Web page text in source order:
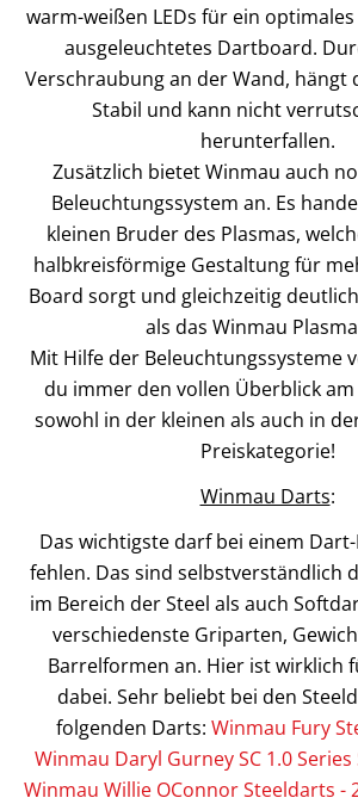
warm-weißen LEDs für ein
ausgeleuchtetes Dartboard.
Verschraubung an der Wand, hängt
Stabil und kann nicht
herunterfallen.
Zusätzlich bietet Winmau auch
Beleuchtungssystem an. Es
kleinen Bruder des Plasmas,
halbkreisförmige Gestaltung für
Board sorgt und gleichzeitig
als das Winmau
Mit Hilfe der Beleuchtungssysteme
du immer den vollen Überblick
sowohl in der kleinen als auch in
Preiskategorie!
Winmau Darts:
Das wichtigste darf bei einem
fehlen. Das sind selbstverständlich
im Bereich der Steel als auch
verschiedenste Griparten,
Barrelformen an. Hier ist wirklich
dabei. Sehr beliebt bei den
folgenden Darts: Winmau Fury
Winmau Daryl Gurney SC 1.0
Winmau Willie OConnor Steeldarts -